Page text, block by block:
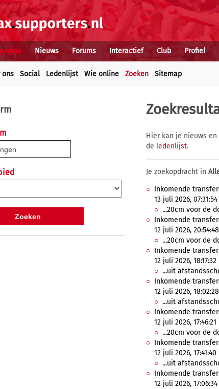
Nieuws Forums Interactief Club Profiel
ons Social Ledenlijst Wie online Zoeken Sitemap
Hier kan je nieuws
de ledenlijst.
Je zoekopdracht in
Inkomende
13 juli 2026, 07:31:54
...20cm voor de
Inkomende
12 juli 2026, 20:54:48
...20cm voor de
Inkomende
12 juli 2026, 18:17:32
...uit
Inkomende
12 juli 2026, 18:02:28
...uit
Inkomende
12 juli 2026, 17:46:21
...20cm voor de
Inkomende
12 juli 2026, 17:41:40
...uit
Inkomende
12 juli 2026, 17:06:34